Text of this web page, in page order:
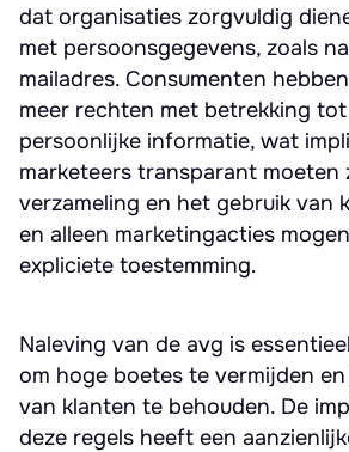
dat organisaties zorgvuldig
met persoonsgegevens, zoals
mailadres. Consumenten
meer rechten met betrekking
persoonlijke informatie, wat
marketeers transparant moeten
verzameling en het gebruik van
en alleen marketingacties
expliciete toestemming.
Naleving van de avg is
om hoge boetes te vermijden
van klanten te behouden. De
deze regels heeft een